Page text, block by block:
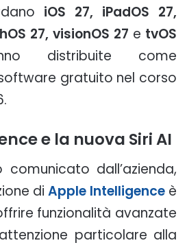
iOS 27, iPadOS 27,
27, visionOS 27 e tvOS
distribuite come
gratuito nel corso
e la nuova Siri AI
dall’azienda,
di Apple Intelligence è
funzionalità avanzate
particolare alla